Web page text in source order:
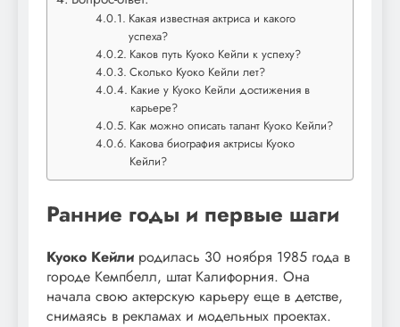
Какая известная актриса и какого
успеха?
Каков путь Куоко Кейли к успеху?
Сколько Куоко Кейли лет?
Какие у Куоко Кейли достижения в
карьере?
Как можно описать талант Куоко Кейли?
Какова биография актрисы Куоко
Кейли?
Ранние годы и первые шаги
Куоко Кейли родилась 30 ноября 1985 года в
городе Кемпбелл, штат Калифорния. Она
начала свою актерскую карьеру еще в детстве,
снимаясь в рекламах и модельных проектах.